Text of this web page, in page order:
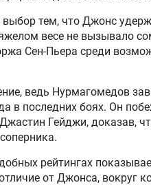
тем, что Джонс
весе не вызывало
Сен-Пьера среди
ведь Нурмагомедов
в последних боях. Он
Гейджи, доказав,
рейтингах
от Джонса, вокруг